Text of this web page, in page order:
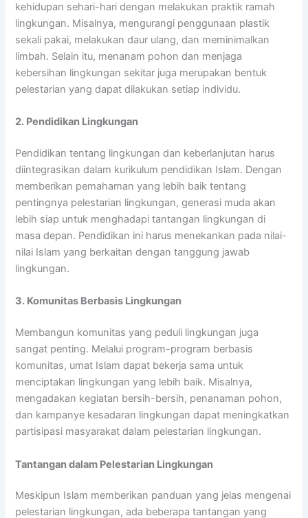
kehidupan sehari-hari dengan melakukan praktik ramah
lingkungan. Misalnya, mengurangi penggunaan plastik
sekali pakai, melakukan daur ulang, dan meminimalkan
limbah. Selain itu, menanam pohon dan menjaga
kebersihan lingkungan sekitar juga merupakan bentuk
pelestarian yang dapat dilakukan setiap individu.
2. Pendidikan Lingkungan
Pendidikan tentang lingkungan dan keberlanjutan harus
diintegrasikan dalam kurikulum pendidikan Islam. Dengan
memberikan pemahaman yang lebih baik tentang
pentingnya pelestarian lingkungan, generasi muda akan
lebih siap untuk menghadapi tantangan lingkungan di
masa depan. Pendidikan ini harus menekankan pada nilai-
nilai Islam yang berkaitan dengan tanggung jawab
lingkungan.
3. Komunitas Berbasis Lingkungan
Membangun komunitas yang peduli lingkungan juga
sangat penting. Melalui program-program berbasis
komunitas, umat Islam dapat bekerja sama untuk
menciptakan lingkungan yang lebih baik. Misalnya,
mengadakan kegiatan bersih-bersih, penanaman pohon,
dan kampanye kesadaran lingkungan dapat meningkatkan
partisipasi masyarakat dalam pelestarian lingkungan.
Tantangan dalam Pelestarian Lingkungan
Meskipun Islam memberikan panduan yang jelas mengenai
pelestarian lingkungan, ada beberapa tantangan yang